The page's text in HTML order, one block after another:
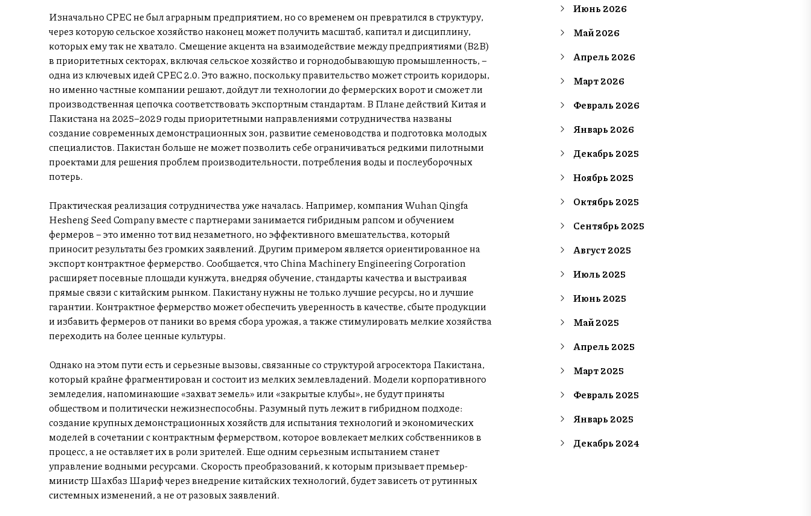
Изначально CPEC не был аграрным предприятием, но со временем он превратился в структуру,
через которую сельское хозяйство наконец может получить масштаб, капитал и дисциплину,
которых ему так не хватало. Смещение акцента на взаимодействие между предприятиями (B2B)
в приоритетных секторах, включая сельское хозяйство и горнодобывающую промышленность, –
одна из ключевых идей CPEC 2.0. Это важно, поскольку правительство может строить коридоры,
но именно частные компании решают, дойдут ли технологии до фермерских ворот и сможет ли
производственная цепочка соответствовать экспортным стандартам. В Плане действий Китая и
Пакистана на 2025–2029 годы приоритетными направлениями сотрудничества названы
создание современных демонстрационных зон, развитие семеноводства и подготовка молодых
специалистов. Пакистан больше не может позволить себе ограничиваться редкими пилотными
проектами для решения проблем производительности, потребления воды и послеуборочных
потерь.
Практическая реализация сотрудничества уже началась. Например, компания Wuhan Qingfa
Hesheng Seed Company вместе с партнерами занимается гибридным рапсом и обучением
фермеров – это именно тот вид незаметного, но эффективного вмешательства, который
приносит результаты без громких заявлений. Другим примером является ориентированное на
экспорт контрактное фермерство. Сообщается, что China Machinery Engineering Corporation
расширяет посевные площади кунжута, внедряя обучение, стандарты качества и выстраивая
прямые связи с китайским рынком. Пакистану нужны не только лучшие ресурсы, но и лучшие
гарантии. Контрактное фермерство может обеспечить уверенность в качестве, сбыте продукции
и избавить фермеров от паники во время сбора урожая, а также стимулировать мелкие хозяйства
переходить на более ценные культуры.
Однако на этом пути есть и серьезные вызовы, связанные со структурой агросектора Пакистана,
который крайне фрагментирован и состоит из мелких землевладений. Модели корпоративного
земледелия, напоминающие «захват земель» или «закрытые клубы», не будут приняты
обществом и политически нежизнеспособны. Разумный путь лежит в гибридном подходе:
создание крупных демонстрационных хозяйств для испытания технологий и экономических
моделей в сочетании с контрактным фермерством, которое вовлекает мелких собственников в
процесс, а не оставляет их в роли зрителей. Еще одним серьезным испытанием станет
управление водными ресурсами. Скорость преобразований, к которым призывает премьер-
министр Шахбаз Шариф через внедрение китайских технологий, будет зависеть от рутинных
системных изменений, а не от разовых заявлений.
Июнь 2026
Май 2026
Апрель 2026
Март 2026
Февраль 2026
Январь 2026
Декабрь 2025
Ноябрь 2025
Октябрь 2025
Сентябрь 2025
Август 2025
Июль 2025
Июнь 2025
Май 2025
Апрель 2025
Март 2025
Февраль 2025
Январь 2025
Декабрь 2024